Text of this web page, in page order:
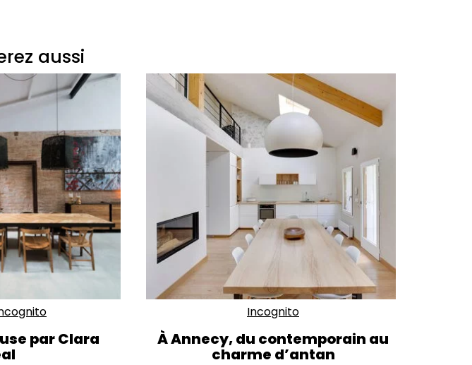
aussi
par Clara
Incognito
À Annecy, du contemporain au
charme d’antan